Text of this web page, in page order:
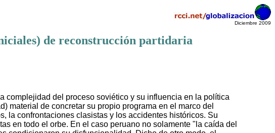
Diciembre 2009
de reconstrucción partidaria
complejidad del proceso soviético y su influencia en la política
material de concretar su propio programa en el marco del
la confrontaciones clasistas y los accidentes históricos. Su
en todo el orbe. En el caso peruano no solamente "la caída del